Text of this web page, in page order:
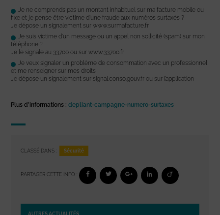
Je ne comprends pas un montant inhabituel sur ma facture mobile ou
fixe et je pense être victime d’une fraude aux numéros surtaxés ?
Je dépose un signalement sur www.surmafacture.fr
Je suis victime d’un message ou un appel non sollicité (spam) sur mon
téléphone ?
Je le signale au 33700 ou sur www.33700.fr
Je veux signaler un problème de consommation avec un professionnel
et me renseigner sur mes droits
Je dépose un signalement sur signal.conso.gouv.fr ou sur l’application
Plus d’informations :depliant-campagne-numero-surtaxes
CLASSÉ DANS : Sécurité
PARTAGER CETTE INFO :
AUTRES ACTUALITÉS